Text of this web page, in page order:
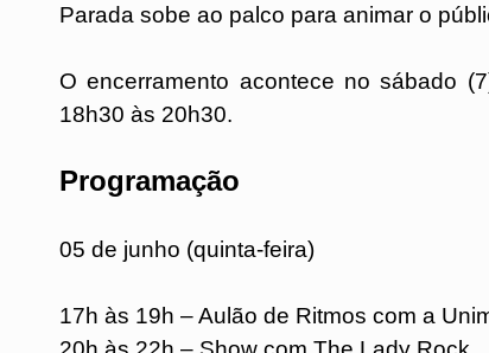
Parada sobe ao palco para animar o
O encerramento acontece no sábado
18h30 às 20h30.
Programação
05 de junho (quinta-feira)
17h às 19h – Aulão de Ritmos com a